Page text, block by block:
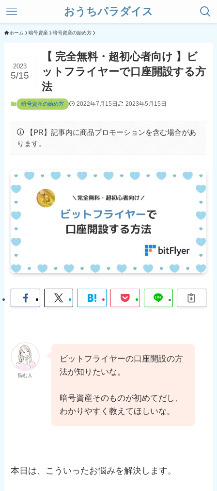
おうちパラダイス
ホーム 暗号資産 暗号資産の始め方
【 完全無料・超初心者向け 】ビ
ットフライヤーで口座開設する方
法
2023
5/15
暗号資産の始め方 2022年7月15日 2023年5月15日
【PR】記事内に商品プロモーションを含む場合があ
ります。
悩む人
ビットフライヤーの口座開設の方
法が知りたいな。
暗号資産そのものが初めてだし、
わかりやすく教えてほしいな。
本日は、こういったお悩みを解決します。